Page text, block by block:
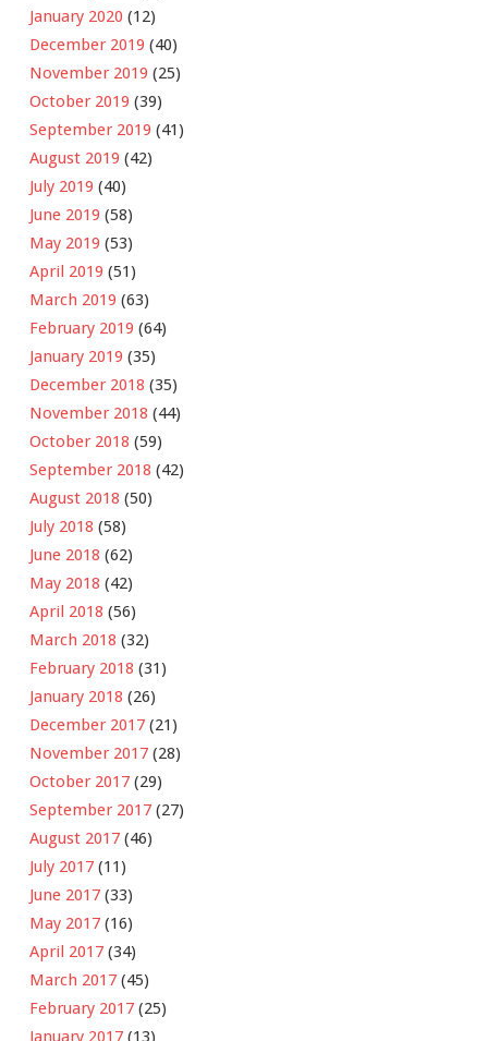
January 2020 (12)
December 2019 (40)
November 2019 (25)
October 2019 (39)
September 2019 (41)
August 2019 (42)
July 2019 (40)
June 2019 (58)
May 2019 (53)
April 2019 (51)
March 2019 (63)
February 2019 (64)
January 2019 (35)
December 2018 (35)
November 2018 (44)
October 2018 (59)
September 2018 (42)
August 2018 (50)
July 2018 (58)
June 2018 (62)
May 2018 (42)
April 2018 (56)
March 2018 (32)
February 2018 (31)
January 2018 (26)
December 2017 (21)
November 2017 (28)
October 2017 (29)
September 2017 (27)
August 2017 (46)
July 2017 (11)
June 2017 (33)
May 2017 (16)
April 2017 (34)
March 2017 (45)
February 2017 (25)